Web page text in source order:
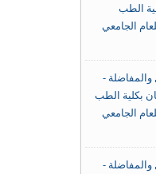
الطب
الجامعي
والمفاضلة -
بكلية الطب
الجامعي
والمفاضلة -